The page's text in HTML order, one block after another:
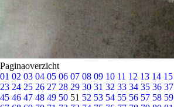
Paginaoverzicht
01 02 03 04 05 06 07 08 09 10 11 12 13 14 15
23 24 25 26 27 28 29 30 31 32 33 34 35 36 37
45 46 47 48 49 50 51 52 53 54 55 56 57 58 59